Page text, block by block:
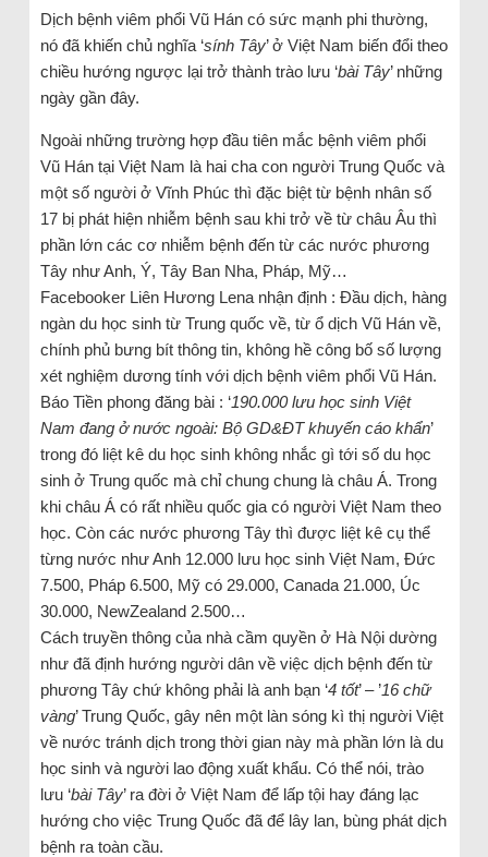
Dịch bệnh viêm phổi Vũ Hán có sức mạnh phi thường,
nó đã khiến chủ nghĩa ‘sính Tây’ ở Việt Nam biến đổi theo
chiều hướng ngược lại trở thành trào lưu ‘bài Tây’ những
ngày gần đây.
Ngoài những trường hợp đầu tiên mắc bệnh viêm phổi
Vũ Hán tại Việt Nam là hai cha con người Trung Quốc và
một số người ở Vĩnh Phúc thì đặc biệt từ bệnh nhân số
17 bị phát hiện nhiễm bệnh sau khi trở về từ châu Âu thì
phần lớn các cơ nhiễm bệnh đến từ các nước phương
Tây như Anh, Ý, Tây Ban Nha, Pháp, Mỹ…
Facebooker Liên Hương Lena nhận định : Đầu dịch, hàng
ngàn du học sinh từ Trung quốc về, từ ổ dịch Vũ Hán về,
chính phủ bưng bít thông tin, không hề công bố số lượng
xét nghiệm dương tính với dịch bệnh viêm phổi Vũ Hán.
Báo Tiền phong đăng bài : ‘190.000 lưu học sinh Việt
Nam đang ở nước ngoài: Bộ GD&ĐT khuyến cáo khẩn’
trong đó liệt kê du học sinh không nhắc gì tới số du học
sinh ở Trung quốc mà chỉ chung chung là châu Á. Trong
khi châu Á có rất nhiều quốc gia có người Việt Nam theo
học. Còn các nước phương Tây thì được liệt kê cụ thể
từng nước như Anh 12.000 lưu học sinh Việt Nam, Đức
7.500, Pháp 6.500, Mỹ có 29.000, Canada 21.000, Úc
30.000, NewZealand 2.500…
Cách truyền thông của nhà cầm quyền ở Hà Nội dường
như đã định hướng người dân về việc dịch bệnh đến từ
phương Tây chứ không phải là anh bạn ‘4 tốt’ – ’16 chữ
vàng’ Trung Quốc, gây nên một làn sóng kì thị người Việt
về nước tránh dịch trong thời gian này mà phần lớn là du
học sinh và người lao động xuất khẩu. Có thể nói, trào
lưu ‘bài Tây’ ra đời ở Việt Nam để lấp tội hay đáng lạc
hướng cho việc Trung Quốc đã để lây lan, bùng phát dịch
bệnh ra toàn cầu.